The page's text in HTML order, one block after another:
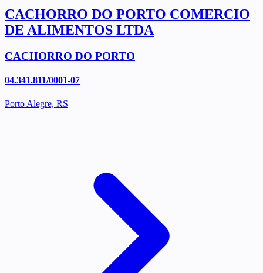
CACHORRO DO PORTO COMERCIO
DE ALIMENTOS LTDA
CACHORRO DO PORTO
04.341.811/0001-07
Porto Alegre, RS